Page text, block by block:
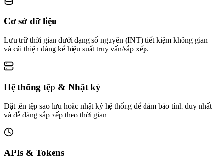
Cơ sở dữ liệu
Lưu trữ thời gian dưới dạng số nguyên (INT) tiết kiệm không gian
và cải thiện đáng kể hiệu suất truy vấn/sắp xếp.
Hệ thống tệp & Nhật ký
Đặt tên tệp sao lưu hoặc nhật ký hệ thống để đảm bảo tính duy nhất
và dễ dàng sắp xếp theo thời gian.
APIs & Tokens